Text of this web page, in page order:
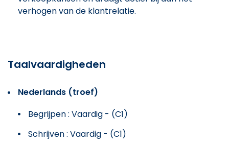
verhogen van de klantrelatie.
Taalvaardigheden
Nederlands (troef)
Begrijpen : Vaardig - (C1)
Schrijven : Vaardig - (C1)